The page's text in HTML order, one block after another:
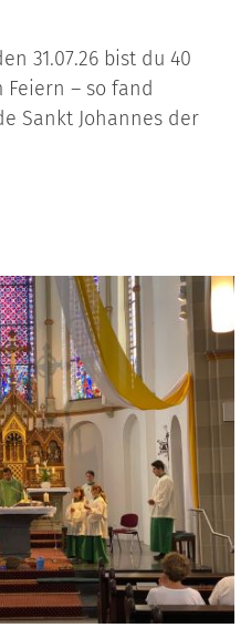
31.07.26 bist du 40
Feiern – so fand
Sankt Johannes der